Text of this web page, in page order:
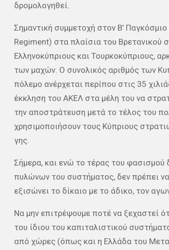
δρομολογηθεί.
Σημαντική συμμετοχή στον Β’
Regiment) στα πλαίσια του Βρετανικού
Ελληνοκύπριους και Τουρκοκύπριους,
των μαχών. Ο συνολικός αριθμός των
πόλεμο ανέρχεται περίπου στις 35
έκκληση του ΑΚΕΛ στα μέλη του να
την αποστράτευση μετά το τέλος του
χρησιμοποιήσουν τους Κύπριους
γης.
Σήμερα, και ενώ το τέρας του φασισμού
πυλώνων του συστήματος, δεν πρέπει
εξισώνει το δίκαιο με το άδικο, τον
Να μην επιτρέψουμε ποτέ να ξεχαστεί
του ίδιου του καπιταλιστικού
από χώρες (όπως και η Ελλάδα του